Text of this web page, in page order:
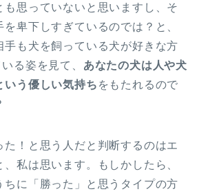
も思っていないと思いますし、そ
卑下しすぎているのでは？と、
手も犬を飼っている犬が好きな方
る姿を見て、 あなたの犬は人や犬
いう優しい気持ち をもたれるので
た！と思う人だと判断するのはエ
私は思います。もしかしたら、
ちに「勝った」と思うタイプの方